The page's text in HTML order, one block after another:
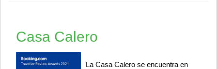
Casa Calero
La Casa Calero se encuentra en